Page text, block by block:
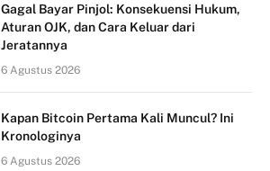
Gagal Bayar Pinjol: Konsekuensi Hukum,
Aturan OJK, dan Cara Keluar dari
Jeratannya
6 Agustus 2026
Kapan Bitcoin Pertama Kali Muncul? Ini
Kronologinya
6 Agustus 2026